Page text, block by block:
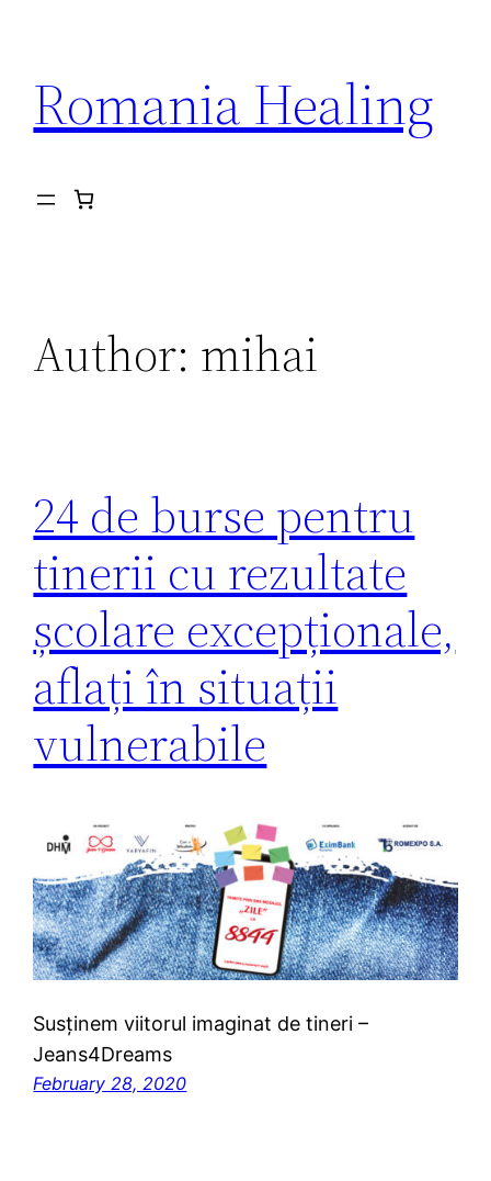
content
Romania Healing
Author: mihai
24 de burse pentru
tinerii cu rezultate
școlare excepționale,
aflați în situații
vulnerabile
Susținem viitorul imaginat de tineri –
Jeans4Dreams
February 28, 2020